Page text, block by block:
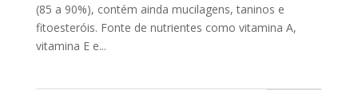
(85 a 90%), contém ainda mucilagens, taninos e
fitoesteróis. Fonte de nutrientes como vitamina A,
vitamina E e...